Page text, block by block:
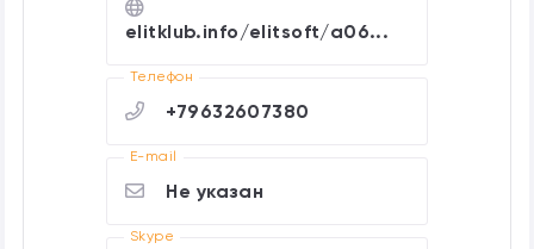
elitklub.info/elitsoft/a06...
Телефон
+79632607380
E-mail
Не указан
Skype